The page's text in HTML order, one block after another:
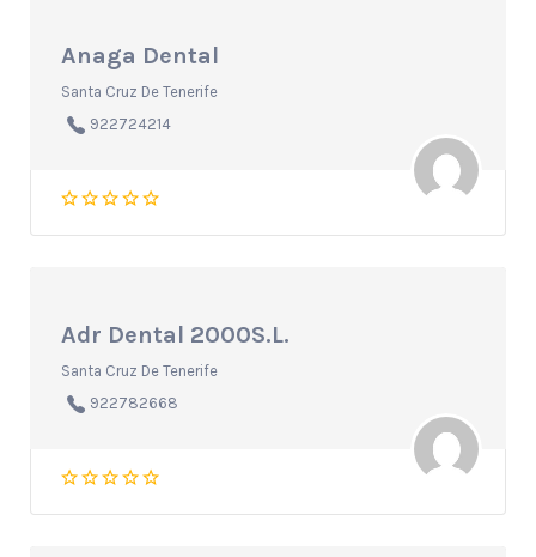
Anaga Dental
Santa Cruz De Tenerife
922724214
Adr Dental 2000S.L.
Santa Cruz De Tenerife
922782668